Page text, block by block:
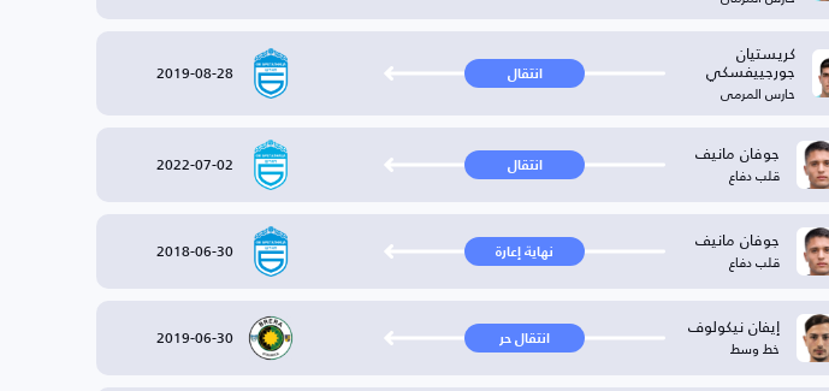
كريستيان
جورجييفسكي
حارس المرمى
انتقال 2019-08-28
جوفان مانيف
قلب دفاع انتقال 2022-07-02
جوفان مانيف
قلب دفاع نهاية إعارة 2018-06-30
إيفان نيكولوف
خط وسط انتقال حر 2019-06-30